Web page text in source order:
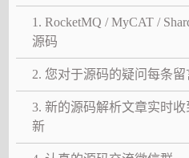
1. RocketMQ / MyCAT /
源码
2. 您对于源码的疑问每条
3. 新的源码解析文章实时
新